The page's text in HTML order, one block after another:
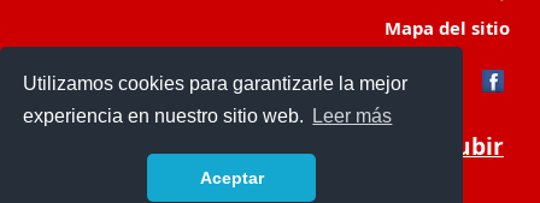
Utilizamos cookies para garantizarle la mejor
experiencia en nuestro sitio web.
Leer más
Aceptar
Mapa del sitio
Subir